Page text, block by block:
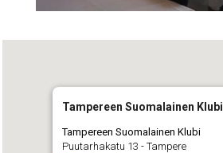
Tampereen Suomalainen Klubi
Tampereen Suomalainen Klubi
Puutarhakatu 13 - Tampere